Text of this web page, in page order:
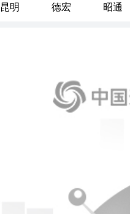
昆明 德宏 昭通